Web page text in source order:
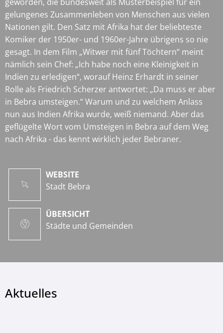
gelungenes Zusammenleben von Menschen aus vielen
Nationen gilt. Den Satz mit Afrika hat der beliebteste
Komiker der 1950er- und 1960er-Jahre übrigens so nie
gesagt. In dem Film „Witwer mit fünf Töchtern“ meint
nämlich sein Chef: „Ich habe noch eine Kleinigkeit in
Indien zu erledigen“, worauf Heinz Erhardt in seiner
Rolle als Friedrich Scherzer antwortet: „Da muss er aber
in Bebra umsteigen.“ Warum und zu welchem Anlass
nun aus Indien Afrika wurde, weiß niemand. Aber das
geflügelte Wort vom Umsteigen in Bebra auf dem Weg
nach Afrika - das kennt wirklich jeder Bebraner.
WEBSITE
Stadt Bebra
ÜBERSICHT
Städte und Gemeinden
Aktuelles